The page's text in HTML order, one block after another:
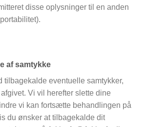
disse oplysninger til en anden
af samtykke
tilbagekalde eventuelle samtykker,
Vi vil herefter slette dine
vi kan fortsætte behandlingen på
du ønsker at tilbagekalde dit